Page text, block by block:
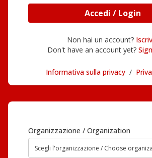
Accedi / Login
Non hai un account?
Don't have an account yet?
Informativa sulla privacy /
Organizzazione / Organization